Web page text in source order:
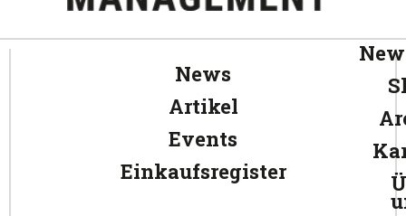
News
Artikel
Events
Einkaufsregister